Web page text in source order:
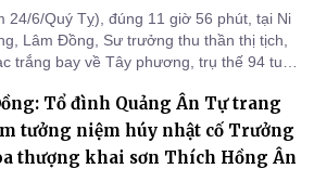
24/6/Quý Tỵ), đúng 11 giờ 56 phút, tại Ni
Lâm Đồng, Sư trưởng thu thần thị tịch,
trắng bay về Tây phương, trụ thế 94 tuổi
Tổ đình Quảng Ân Tự trang
tưởng niệm húy nhật cố Trưởng
thượng khai sơn Thích Hồng Ân